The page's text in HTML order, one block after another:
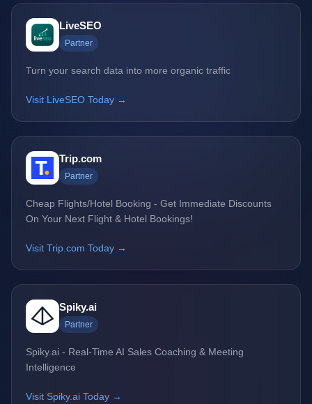
LiveSEO
Partner
Turn your search data into more organic traffic
Visit LiveSEO Today →
Trip.com
Partner
Cheap Flights/Hotel Booking - Get Immediate Discounts
On Your Next Flight & Hotel Bookings!
Visit Trip.com Today →
Spiky.ai
Partner
Spiky.ai - Real-Time AI Sales Coaching & Meeting
Intelligence
Visit Spiky.ai Today →